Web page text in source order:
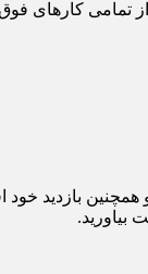
بازدید خود
بیاورید.